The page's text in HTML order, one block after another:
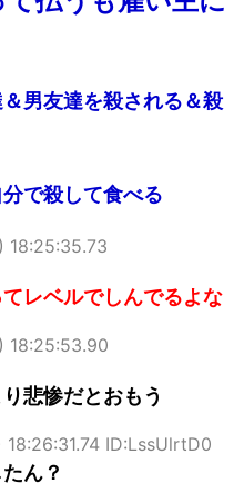
男友達を殺される＆殺
で殺して食べる
18:25:35.73
レベルでしんでるよな
18:25:53.90
悲惨だとおもう
ID:LssUlrtD0
ん？